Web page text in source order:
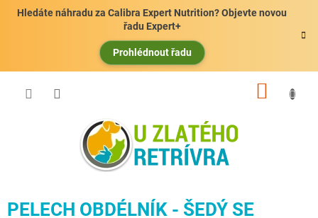
Hledáte náhradu za Calibra Expert Nutrition? Objevte novou
řadu Expert+
Prohlédnout řadu
PELECH OBDÉLNÍK - ŠEDÝ SE